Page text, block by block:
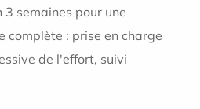
semaines pour une
complète : prise en charge
de l'effort, suivi